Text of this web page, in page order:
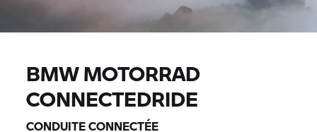
BMW MOTORRAD
CONNECTEDRIDE
CONDUITE CONNECTÉE